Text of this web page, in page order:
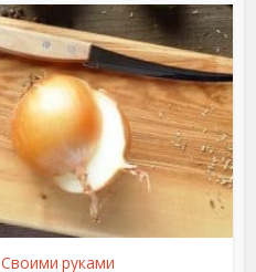
Своими руками